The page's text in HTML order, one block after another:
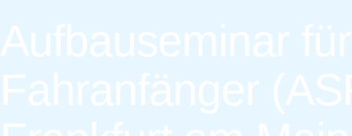
Aufbauseminar für
Fahranfänger